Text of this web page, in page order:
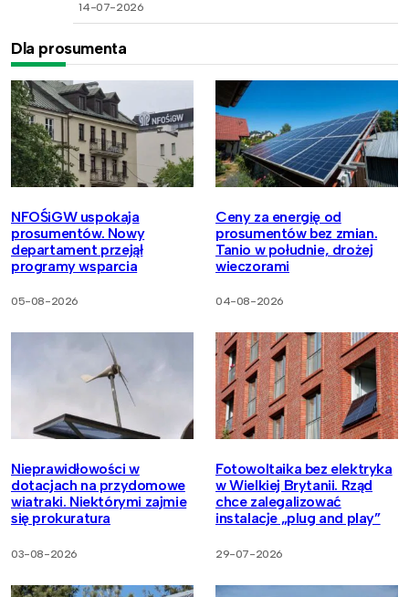
14-07-2026
Dla prosumenta
NFOŚiGW uspokaja
prosumentów. Nowy
departament przejął
programy wsparcia
05-08-2026
Ceny za energię od
prosumentów bez zmian.
Tanio w południe, drożej
wieczorami
04-08-2026
Nieprawidłowości w
dotacjach na przydomowe
wiatraki. Niektórymi zajmie
się prokuratura
03-08-2026
Fotowoltaika bez elektryka
w Wielkiej Brytanii. Rząd
chce zalegalizować
instalacje „plug and play”
29-07-2026